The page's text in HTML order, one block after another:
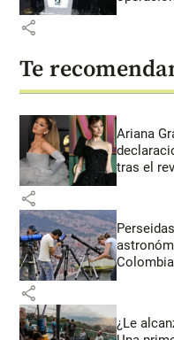
share
Te
Ariana
tras el
share
Colombia
share
¿Le